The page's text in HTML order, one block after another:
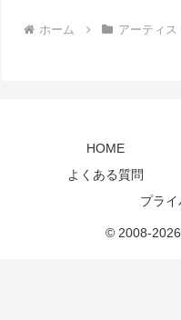
ホーム アーティス
HOME
よくある質問
プラ
© 2008-2026